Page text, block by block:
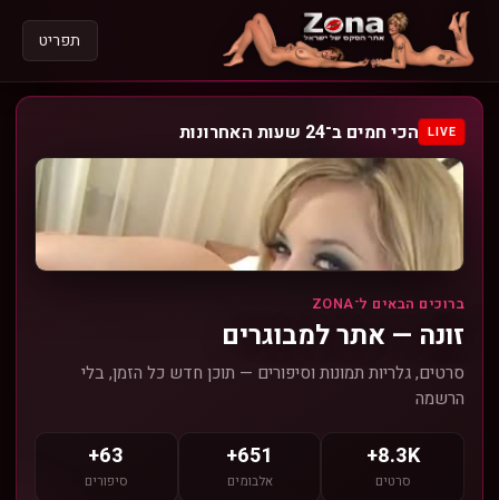
תפריט
ברוכים הבאים ל־ZONA
זונה — אתר למבוגרים
סרטים, גלריות תמונות וסיפורים — תוכן חדש כל הזמן, בלי
הרשמה
8.3K+
סרטים
651+
אלבומים
63+
סיפורים
LIVE הכי חמים ב־24 שעות האחרונות
0:09:1784,187 צפיות
‹